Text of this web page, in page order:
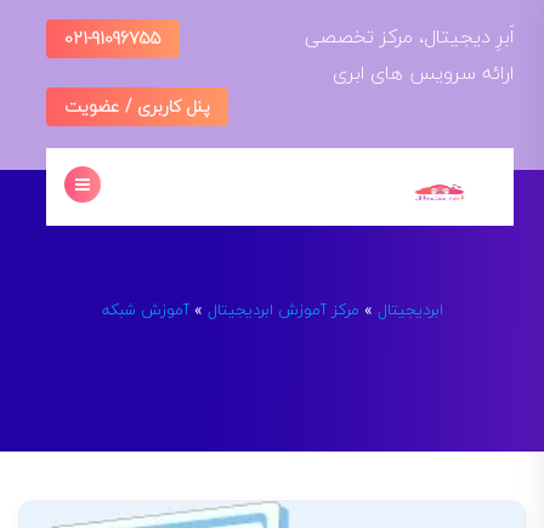
ادامه
محتوا
اَبرِ دیجیتال، مرکز تخصصی
ارائه سرویس های ابری
021-91096755
پنل کاربری / عضویت
ابردیجیتال » مرکز آموزش ابردیجیتال »آموزش شبکه